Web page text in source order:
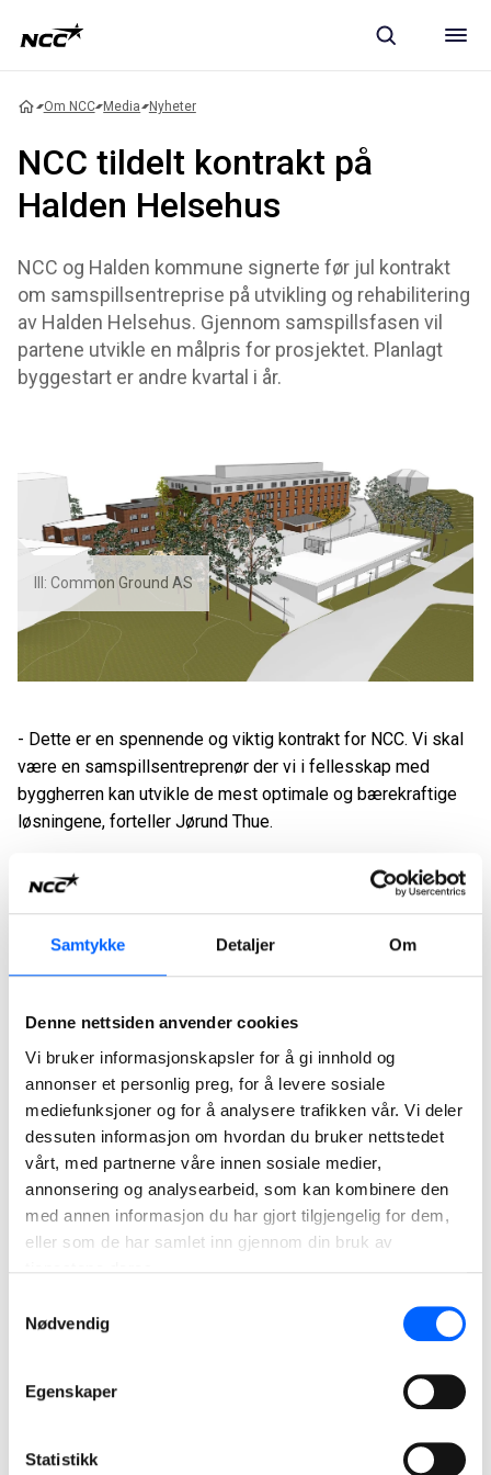
Samtykke Detaljer Om
Denne nettsiden anvender cookies
Vi bruker informasjonskapsler for å gi innhold og
annonser et personlig preg, for å levere sosiale
mediefunksjoner og for å analysere trafikken vår. Vi deler
dessuten informasjon om hvordan du bruker nettstedet
vårt, med partnerne våre innen sosiale medier,
annonsering og analysearbeid, som kan kombinere den
med annen informasjon du har gjort tilgjengelig for dem,
eller som de har samlet inn gjennom din bruk av
Nødvendig
Egenskaper
Statistikk
Om NCC Media Nyheter
NCC tildelt kontrakt på
Halden Helsehus
NCC og Halden kommune signerte før jul kontrakt
om samspillsentreprise på utvikling og rehabilitering
av Halden Helsehus. Gjennom samspillsfasen vil
partene utvikle en målpris for prosjektet. Planlagt
byggestart er andre kvartal i år.
Ill: Common Ground AS
- Dette er en spennende og viktig kontrakt for NCC. Vi skal
være en samspillsentreprenør der vi i fellesskap med
byggherren kan utvikle de mest optimale og bærekraftige
løsningene, forteller Jørund Thue.
Jørund Thue er nyansatt leder for NCCs byggvirksomhet i
Viken Øst, tidligere Østfold og Follo regionen, med ansvar
for å videreutvikle NCCs tilstedeværelse i regionen.
og badeanlegg ett av våre primære satsingsområder. Dette
er et oppdrag som passer vår organisasjon svært godt, sier
Roger Nygård, leder for NCCs byggvirksomhet i Norge.
Som valgt samspillsentreprenør vil NCC ha ansvar for
utviklingsfasen, detaljprosjektering og utførelse av
komplette arbeider. Entreprisen vil bestå av innvendig og
utvendig rehabilitering og sluttproduktet skal fremstå slik
at kommunens helseressurser kan utnyttes på best mulig
måte. Videre planlegges det å etablere en brønnpark for
totalt seks etasjer og totalt areal (BTA) er 6.000
kvadratmeter.
I utviklings- og byggefasen vil NCC benytte teknologiske
løsninger/BIM, som skaper økt felles forståelse for valgte
løsninger og gir god dokumentasjon av sluttproduktet. God
dokumentasjon og brukerveiledning vil gi reduserte